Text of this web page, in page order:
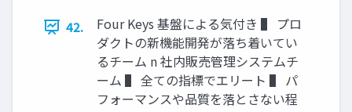
42.
Four Keys 基盤による気付き ▌ プロ
ダクトの新機能開発が落ち着いてい
るチーム n 社内販売管理システムチ
ーム ▌ 全ての指標でエリート ▌ パ
フォーマンスや品質を落とさない程